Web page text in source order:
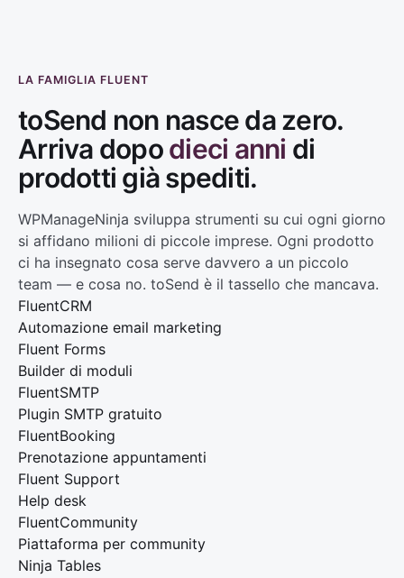
LA FAMIGLIA FLUENT
toSend non nasce da zero.
Arriva dopodieci anni di
prodotti già spediti.
WPManageNinja sviluppa strumenti su cui ogni giorno
si affidano milioni di piccole imprese. Ogni prodotto
ci ha insegnato cosa serve davvero a un piccolo
team — e cosa no. toSend è il tassello che mancava.
FluentCRM
Automazione email marketing
Fluent Forms
Builder di moduli
FluentSMTP
Plugin SMTP gratuito
FluentBooking
Prenotazione appuntamenti
Fluent Support
Help desk
FluentCommunity
Piattaforma per community
Ninja Tables